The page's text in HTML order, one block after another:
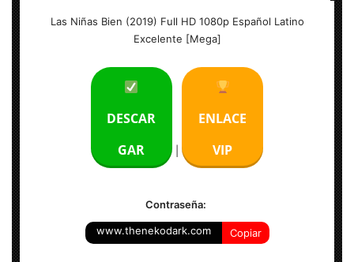
Excelente
Las Niñas Bien (2019) Full HD 1080p Español Latino
Excelente [Mega]
DESCAR
GAR
ENLACE
VIP
Contraseña:
www.thenekodark.com Copiar